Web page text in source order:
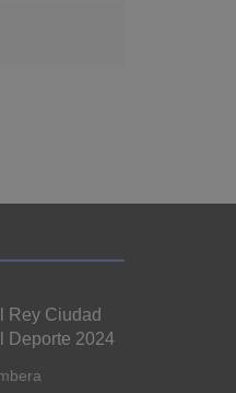
Rey Ciudad
Deporte 2024